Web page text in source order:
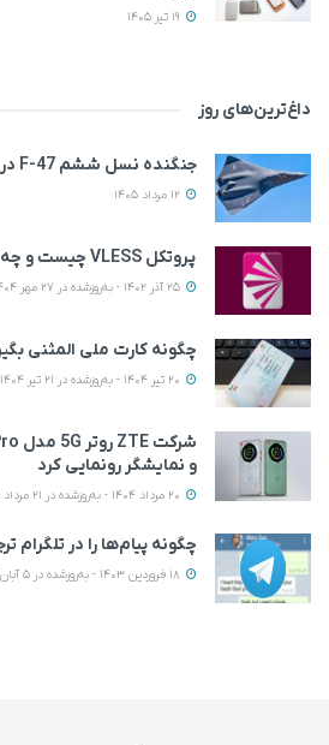
داغ‌ترین‌های روز
جنگنده نسل ششم F-47 در مسیر نخستین پرواز
پروتکل VLESS چیست و چه کاربردهایی دارد؟
چگونه کارت ملی المثنی
و نمایشگر رونمایی کرد
چگونه پیام‌ها را در تلگرام